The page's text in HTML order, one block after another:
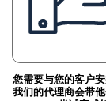
您需要与您的客户安
我们的代理商会带